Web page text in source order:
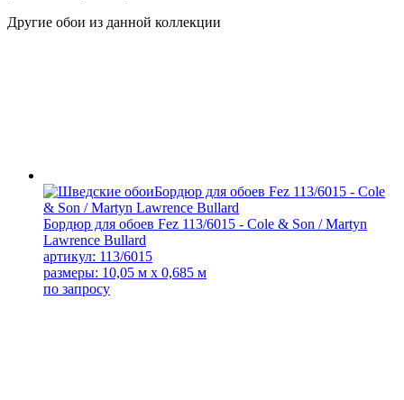
Другие обои из данной коллекции
Бордюр для обоев Fez 113/6015 - Cole & Son / Martyn
Lawrence Bullard
артикул: 113/6015
размеры: 10,05 м x 0,685 м
по запросу